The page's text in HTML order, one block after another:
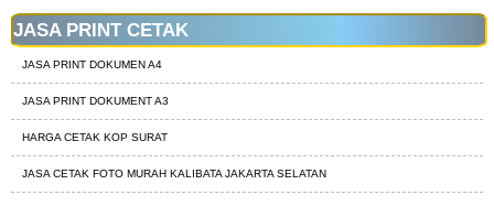
JASA PRINT CETAK
JASA PRINT DOKUMEN A4
JASA PRINT DOKUMENT A3
HARGA CETAK KOP SURAT
JASA CETAK FOTO MURAH KALIBATA JAKARTA SELATAN